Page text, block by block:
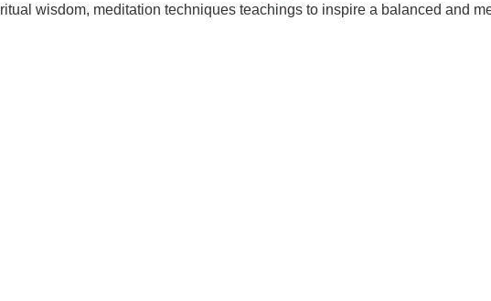
wisdom, meditation techniques teachings to inspire a balanced and